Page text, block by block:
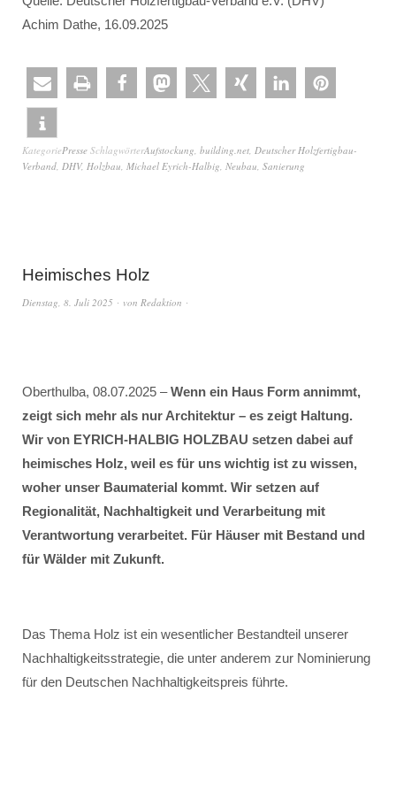
Achim Dathe, 16.09.2025
KategoriePresse SchlagwörterAufstockung, building.net, Deutscher Holzfertigbau-
Verband, DHV, Holzbau, Michael Eyrich-Halbig, Neubau, Sanierung
Heimisches Holz
Dienstag, 8. Juli 2025 von Redaktion
Oberthulba, 08.07.2025 –Wenn ein Haus Form annimmt,
zeigt sich mehr als nur Architektur – es zeigt Haltung.
Wir von EYRICH-HALBIG HOLZBAU setzen dabei auf
heimisches Holz, weil es für uns wichtig ist zu wissen,
woher unser Baumaterial kommt. Wir setzen auf
Regionalität, Nachhaltigkeit und Verarbeitung mit
Verantwortung verarbeitet. Für Häuser mit Bestand und
für Wälder mit Zukunft.
Das Thema Holz ist ein wesentlicher Bestandteil unserer
Nachhaltigkeitsstrategie, die unter anderem zur Nominierung
für den Deutschen Nachhaltigkeitspreis führte.